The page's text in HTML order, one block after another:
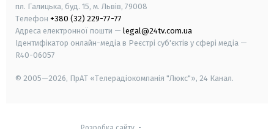
пл. Галицька, буд. 15, м. Львів, 79008
Телефон +380 (32) 229-77-77
Адреса електронної пошти — legal@24tv.com.ua
Ідентифікатор онлайн-медіа в Реєстрі суб'єктів у сфері медіа —
R40-06057
© 2005—2026, ПрАТ «Телерадіокомпанія "Люкс"», 24 Канал.